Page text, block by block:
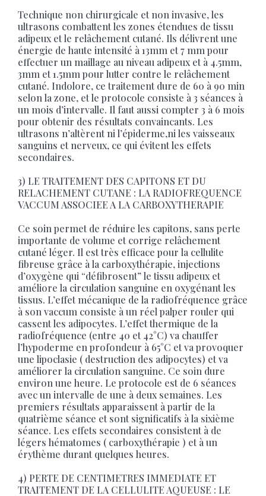
Technique non chirurgicale et non invasive, les
ultrasons combattent les zones étendues de tissu
adipeux et le relâchement cutané. Ils délivrent une
énergie de haute intensité à 13mm et 7 mm pour
effectuer un maillage au niveau adipeux et à 4.5mm,
3mm et 1.5mm pour lutter contre le relâchement
cutané. Indolore, ce traitement dure de 60 à 90 min
selon la zone, et le protocole consiste à 3 séances à
un mois d’intervalle. Il faut aussi compter 3 à 6 mois
pour obtenir des résultats convaincants. Les
ultrasons n’altèrent ni l’épiderme,ni les vaisseaux
sanguins et nerveux, ce qui évitent les effets
secondaires.
3) LE TRAITEMENT DES CAPITONS ET DU
RELACHEMENT CUTANE : LA RADIOFREQUENCE
VACCUM ASSOCIEE A LA CARBOXYTHERAPIE
Ce soin permet de réduire les capitons, sans perte
importante de volume et corrige relâchement
cutané léger. Il est très efficace pour la cellulite
fibreuse grâce à la carboxythérapie, injections
d’oxygène qui “défibrosent” le tissu adipeux et
améliore la circulation sanguine en oxygénant les
tissus. L’effet mécanique de la radiofréquence grâce
à son vaccum consiste à un réel palper rouler qui
cassent les adipocytes. L’effet thermique de la
radiofréquence (entre 40 et 42°C) va chauffer
l’hypoderme en profondeur à 65°C et va provoquer
une lipoclasie ( destruction des adipocytes) et va
améliorer la circulation sanguine. Ce soin dure
environ une heure. Le protocole est de 6 séances
avec un intervalle de une à deux semaines. Les
premiers résultats apparaissent à partir de la
quatrième séance et sont significatifs à la sixième
séance. Les effets secondaires consistent à de
légers hématomes ( carboxythérapie ) et à un
érythème durant quelques heures.
4) PERTE DE CENTIMETRES IMMEDIATE ET
TRAITEMENT DE LA CELLULITE AQUEUSE : LE